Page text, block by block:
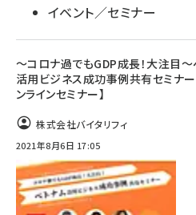
イベント／セミナー
～コロナ過でもGDP成長！大注目～
活用ビジネス成功事例共有セミナー
ンラインセミナー】
株式会社バイタリフィ
2021年8月6日 17:05